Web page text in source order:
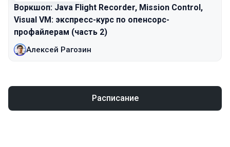
Воркшоп: Java Flight Recorder, Mission Control,
Visual VM: экспресс-курс по опенсорс-
профайлерам (часть 2)
Алексей Рагозин
Расписание